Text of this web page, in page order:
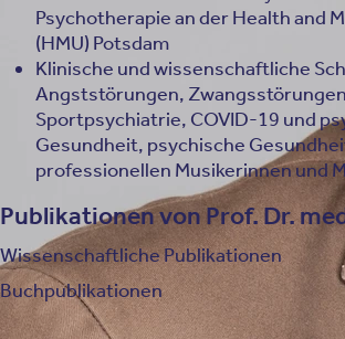
Psychotherapie an der Health and
(HMU) Potsdam
Klinische und wissenschaftliche
Angststörungen,
Sportpsychiatrie, COVID-19 und
Gesundheit, psychische
professionellen Musikerinnen und
Publikationen von Prof. Dr.
Wissenschaftliche Publikationen
Buchpublikationen